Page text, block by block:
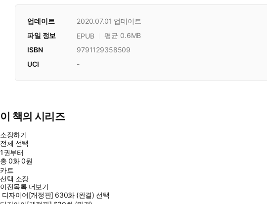
업데이트 2020.07.01 업데이트
파일 정보 EPUB
평균 0.6MB
ISBN
9791129358509
UCI
-
이 책의 시리즈
소장하기
전체 선택
1권부터
총0화0원
카트
선택 소장
이전목록 더보기
디자이어[개정판] 630화 (완결) 선택